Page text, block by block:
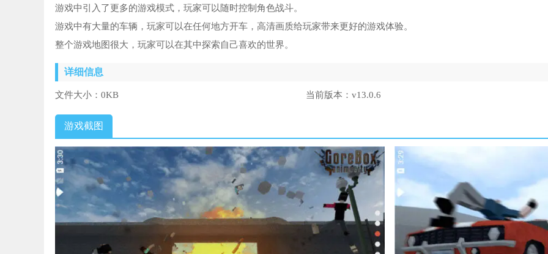
游戏中引入了更多的游戏模式，玩家可以随时控制角色战斗。
游戏中有大量的车辆，玩家可以在任何地方开车，高清画质给玩家带来更好的游戏体验。
整个游戏地图很大，玩家可以在其中探索自己喜欢的世界。
详细信息
文件大小： 0KB 当前版本： v13.0.6
游戏截图